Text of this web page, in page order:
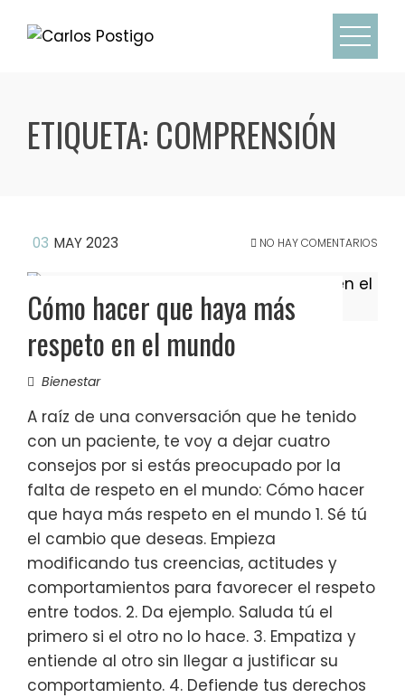
ETIQUETA: COMPRENSIÓN
03 MAY 2023 NO HAY COMENTARIOS
Cómo hacer que haya más
respeto en el mundo
Bienestar
A raíz de una conversación que he tenido
con un paciente, te voy a dejar cuatro
consejos por si estás preocupado por la
falta de respeto en el mundo: Cómo hacer
que haya más respeto en el mundo 1. Sé tú
el cambio que deseas. Empieza
modificando tus creencias, actitudes y
comportamientos para favorecer el respeto
entre todos. 2. Da ejemplo. Saluda tú el
primero si el otro no lo hace. 3. Empatiza y
entiende al otro sin llegar a justificar su
comportamiento. 4. Defiende tus derechos